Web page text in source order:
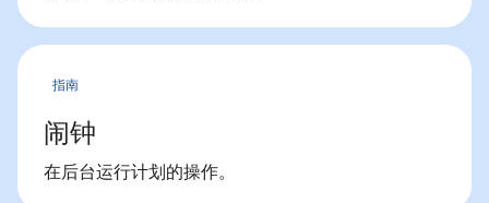
指南
闹钟
在后台运行计划的操作。